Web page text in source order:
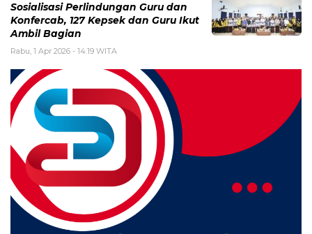
Sosialisasi Perlindungan Guru dan
Konfercab, 127 Kepsek dan Guru Ikut
Ambil Bagian
Rabu, 1 Apr 2026 - 14:19 WITA